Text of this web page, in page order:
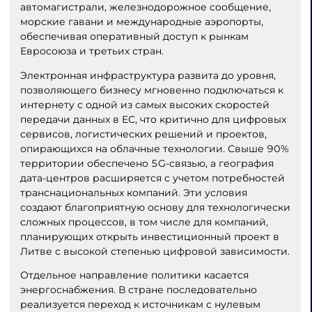
автомагистрали, железнодорожное сообщение,
морские гавани и международные аэропорты,
обеспечивая оперативный доступ к рынкам
Евросоюза и третьих стран.
Электронная инфраструктура развита до уровня,
позволяющего бизнесу мгновенно подключаться к
интернету с одной из самых высоких скоростей
передачи данных в ЕС, что критично для цифровых
сервисов, логистических решений и проектов,
опирающихся на облачные технологии. Свыше 90%
территории обеспечено 5G-связью, а география
дата-центров расширяется с учетом потребностей
транснациональных компаний. Эти условия
создают благоприятную основу для технологически
сложных процессов, в том числе для компаний,
планирующих открыть инвестиционный проект в
Литве с высокой степенью цифровой зависимости.
Отдельное направление политики касается
энергоснабжения. В стране последовательно
реализуется переход к источникам с нулевым